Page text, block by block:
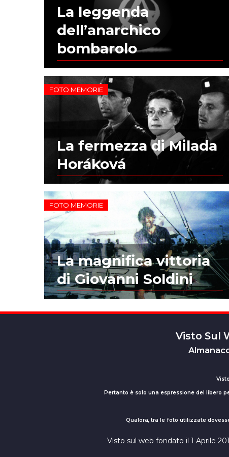
La leggenda
dell’anarchico
bombarolo
FOTO MEMORIE
La fermezza di Milada
Horáková
FOTO MEMORIE
La magnifica vittoria
di Giovanni Soldini
Visto Sul
Pertanto è solo una espressione del libero
Qualora, tra le foto utilizzate
Visto sul web fondato il 1 Aprile